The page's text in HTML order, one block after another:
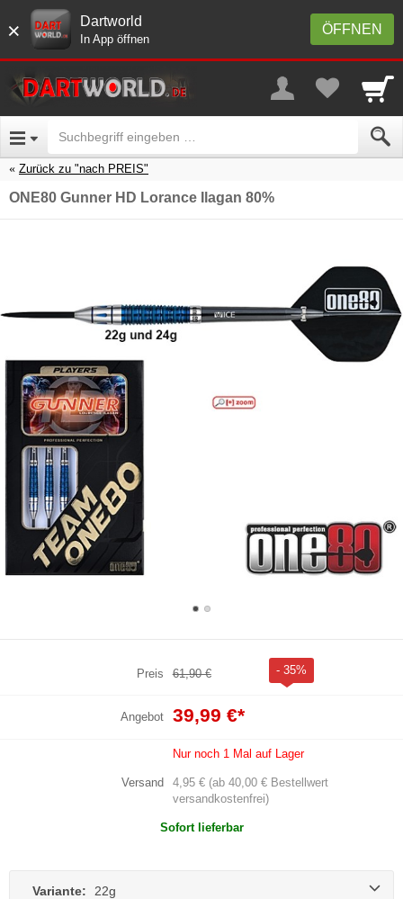
× ÖFFNEN
Dartworld
In App öffnen
Zurück zu "nach PREIS"
ONE80 Gunner HD Lorance Ilagan 80%
Preis 61,90 € - 35%
Angebot 39,99 €*
Nur noch 1 Mal auf Lager
Versand
4,95 € (ab 40,00 € Bestellwert
versandkostenfrei)
Sofort lieferbar
Variante: 22g